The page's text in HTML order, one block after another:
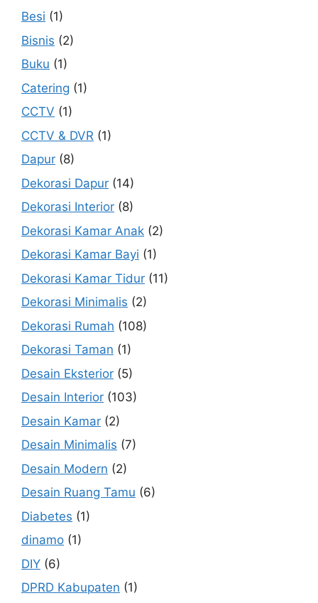
Besi (1)
Bisnis (2)
Buku (1)
Catering (1)
CCTV (1)
CCTV & DVR (1)
Dapur (8)
Dekorasi Dapur (14)
Dekorasi Interior (8)
Dekorasi Kamar Anak (2)
Dekorasi Kamar Bayi (1)
Dekorasi Kamar Tidur (11)
Dekorasi Minimalis (2)
Dekorasi Rumah (108)
Dekorasi Taman (1)
Desain Eksterior (5)
Desain Interior (103)
Desain Kamar (2)
Desain Minimalis (7)
Desain Modern (2)
Desain Ruang Tamu (6)
Diabetes (1)
dinamo (1)
DIY (6)
DPRD Kabupaten (1)